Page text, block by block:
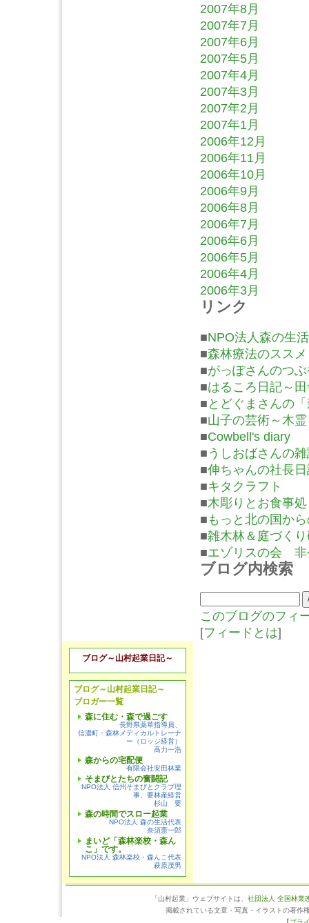
2007年8月
2007年7月
2007年6月
2007年5月
2007年4月
2007年3月
2007年2月
2007年1月
2006年12月
2006年11月
2006年10月
2006年9月
2006年8月
2006年7月
2006年6月
2006年5月
2006年4月
2006年3月
リンク
■NPO法人森の生活
■森林療法のススメ
■がっぽさんのつ
■はるころ日記～
■ とどぐまさんの
■山子の芸術～木
■Cowbell's diary
■ うしおばさんの
■伸ちゃんの社長
■キタクラフト
■木彫りとお食事
■ もっと北の国か
■雑木林＆庭づく
■エゾリスの会 非
ブログ内検索
このブログのフィ
[フィードとは]
ブログ～山村起業日記～
ブログ～山村起業日記～
ブロガー一覧
森に住む・森で過ごす
長野県薬草指導員、
信濃町・森林メディカルトレーナ
ー（ロッジ経営）
高力一浩
森からの宅配便
有限会社安田林業
そまびとたちの奮闘記
NPO法人 信州そまびとクラブ理
事、要林産経営
杉山 要
森の時間でスロー起業
NPO法人 森の生活代表
奈須憲一郎
まいど「森林楽校・森ん
こ」です。
NPO法人 森林楽校・森んこ代表
萩原茂男
「山村起業」ウェブサイトは、 社団法人 全国林業
掲載されている文章・写真・イラストの著作